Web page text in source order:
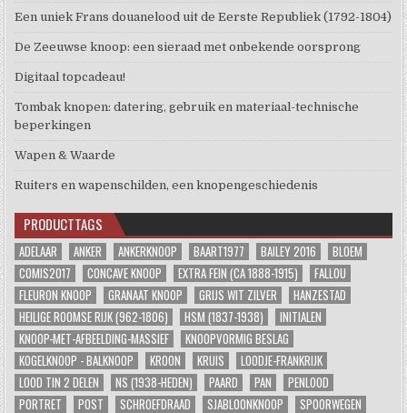
Een uniek Frans douanelood uit de Eerste Republiek (1792-1804)
De Zeeuwse knoop: een sieraad met onbekende oorsprong
Digitaal topcadeau!
Tombak knopen: datering, gebruik en materiaal-technische
beperkingen
Wapen & Waarde
Ruiters en wapenschilden, een knopengeschiedenis
PRODUCTTAGS
ADELAAR ANKER ANKERKNOOP BAART1977 BAILEY 2016
BLOEM
COMIS2017
CONCAVE KNOOP EXTRA FEIN (CA 1888-1915)
FALLOU
FLEURON KNOOP
GRANAAT KNOOP GRIJS WIT ZILVER
HANZESTAD
HEILIGE ROOMSE RIJK (962-1806)
HSM (1837-1938)
INITIALEN
KNOOP-MET-AFBEELDING-MASSIEF
KNOOPVORMIG BESLAG
KOGELKNOOP - BALKNOOP
KROON KRUIS
LOODJE-FRANKRIJK
LOOD TIN 2 DELEN
NS (1938-HEDEN) PAARD PAN
PENLOOD
PORTRET
POST SCHROEFDRAAD SJABLOONKNOOP SPOORWEGEN